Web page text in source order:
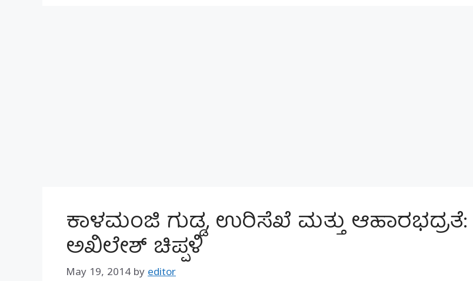
ಕಾಳಮಂಜಿ ಗುಡ್ಡ, ಉರಿಸೆಖೆ ಮತ್ತು ಆಹಾರಭದ್ರತೆ:
ಅಖಿಲೇಶ್ ಚಿಪ್ಪಳಿ
May 19, 2014 by editor